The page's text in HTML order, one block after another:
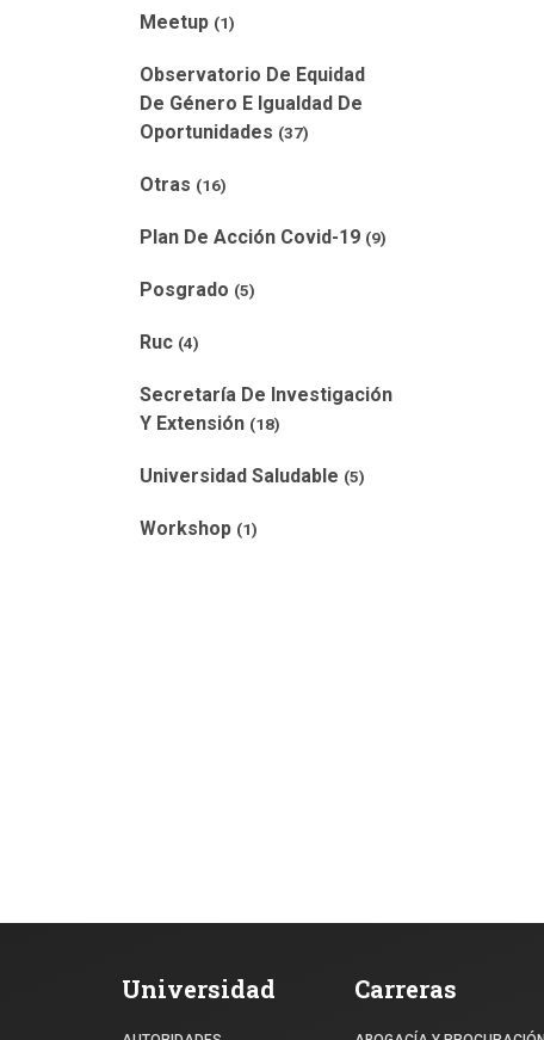
Meetup (1)
Observatorio De Equidad
De Género E Igualdad De
Oportunidades (37)
Otras (16)
Plan De Acción Covid-19 (9)
Posgrado (5)
Ruc (4)
Secretaría De Investigación
Y Extensión (18)
Universidad Saludable (5)
Workshop (1)
Universidad Carreras